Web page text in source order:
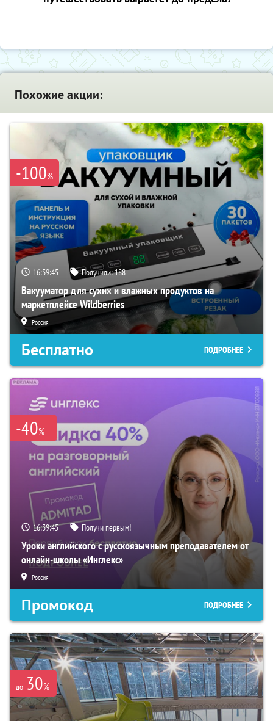
Похожие акции:
-100%
16:39:44 Получили:188
Вакууматор для сухих и влажных продуктов на
маркетплейсе Wildberries
Россия
Бесплатно ПОДРОБНЕЕ
-40%
16:39:44 Получи первым!
Уроки английского с русскоязычным преподавателем от
онлайн-школы «Инглекс»
Россия
Промокод ПОДРОБНЕЕ
до 30%